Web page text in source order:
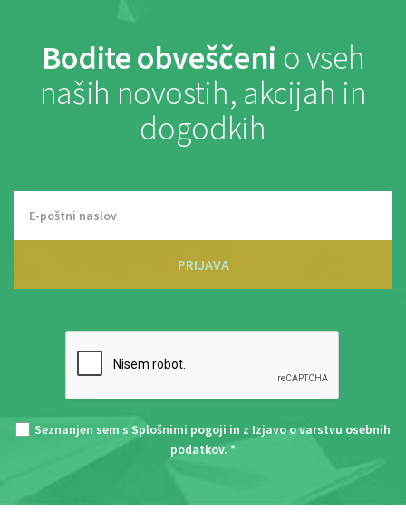
Bodite obveščeni o vseh
naših novostih, akcijah in
dogodkih
PRIJAVA
Seznanjen sem s Splošnimi pogoji in z Izjavo o varstvu osebnih
podatkov. *